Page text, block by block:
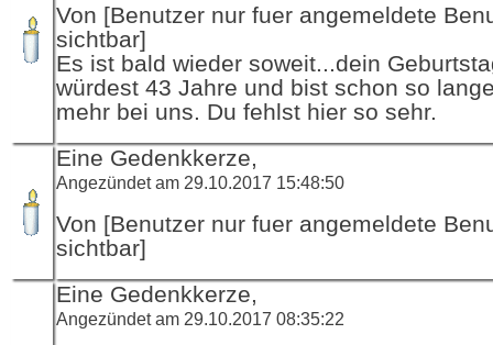
Von [Benutzer nur fuer angemeldete
sichtbar]
Es ist bald wieder soweit...dein
würdest 43 Jahre und bist schon so
mehr bei uns. Du fehlst hier so sehr.
Eine Gedenkkerze,
Angezündet am 29.10.2017 15:48:50
Von [Benutzer nur fuer angemeldete
sichtbar]
Eine Gedenkkerze,
Angezündet am 29.10.2017 08:35:22